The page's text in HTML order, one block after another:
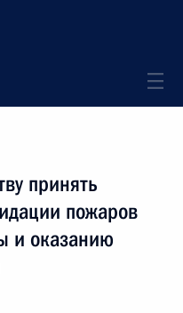
принять
пожаров
и оказанию